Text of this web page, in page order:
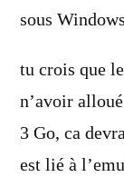
sous
tu crois que
n’avoir
3 Go, ca
est lié à